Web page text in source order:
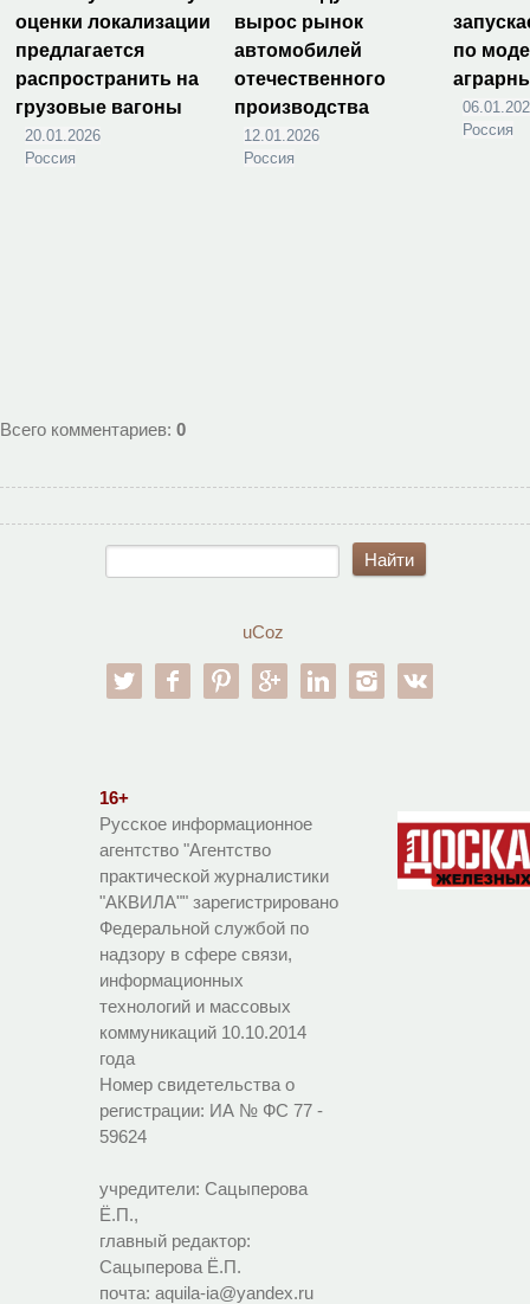
оценки локализации
предлагается
распространить на
грузовые вагоны
20.01.2026
Россия
вырос рынок
автомобилей
отечественного
производства
12.01.2026
Россия
по
Россия
Всего комментариев: 0
uCoz
twitter facebookpinterestgoogle-pllinkedin instagram
16+
Русское информационное
агентство "Агентство
практической журналистики
"АКВИЛА"" зарегистрировано
Федеральной службой по
надзору в сфере связи,
информационных
технологий и массовых
коммуникаций 10.10.2014
года
Номер свидетельства о
регистрации: ИА № ФС 77 -
59624
учредители: Сацыперова
Ё.П.,
главный редактор:
Сацыперова Ё.П.
почта: aquila-ia@yandex.ru